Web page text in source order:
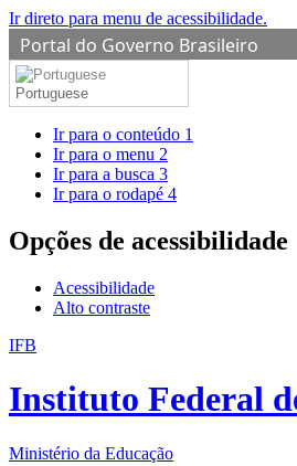
Ir direto para menu de acessibilidade.
Portal do Governo Brasileiro
Portuguese
Ir para o conteúdo 1
Ir para o menu 2
Ir para a busca 3
Ir para o rodapé 4
Opções de acessibilidade
Acessibilidade
Alto contraste
IFB
Instituto Federal
Ministério da Educação